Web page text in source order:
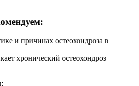
и причинах остеохондроза в
хронический остеохондроз